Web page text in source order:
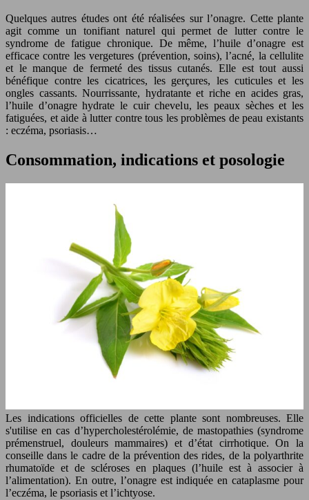
Quelques autres études ont été réalisées sur l’onagre. Cette plante
agit comme un tonifiant naturel qui permet de lutter contre le
syndrome de fatigue chronique. De même, l’huile d’onagre est
efficace contre les vergetures (prévention, soins), l’acné, la cellulite
et le manque de fermeté des tissus cutanés. Elle est tout aussi
bénéfique contre les cicatrices, les gerçures, les cuticules et les
ongles cassants. Nourrissante, hydratante et riche en acides gras,
l’huile d’onagre hydrate le cuir chevelu, les peaux sèches et les
fatiguées, et aide à lutter contre tous les problèmes de peau existants
: eczéma, psoriasis…
Consommation, indications et posologie
Les indications officielles de cette plante sont nombreuses. Elle
s'utilise en cas d’hypercholestérolémie, de mastopathies (syndrome
prémenstruel, douleurs mammaires) et d’état cirrhotique. On la
conseille dans le cadre de la prévention des rides, de la polyarthrite
rhumatoïde et de scléroses en plaques (l’huile est à associer à
l’alimentation). En outre, l’onagre est indiquée en cataplasme pour
l’eczéma, le psoriasis et l’ichtyose.